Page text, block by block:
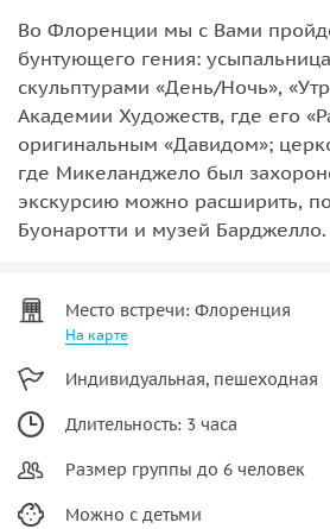
Во Флоренции мы с Вами
бунтующего гения:
скульптурами «День/Ночь»,
Академии Художеств, где его
оригинальным «Давидом»;
где Микеланджело был
экскурсию можно расширить,
Буонаротти и музей Барджелло.
Место встречи: Флоренция
На карте
Индивидуальная, пешеходная
Длительность: 3 часа
Размер группы до 6 человек
Можно с детьми